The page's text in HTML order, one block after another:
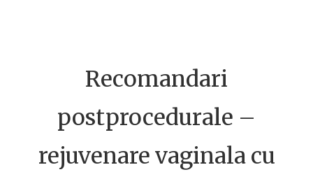
Recomandari
postprocedurale –
rejuvenare vaginala cu